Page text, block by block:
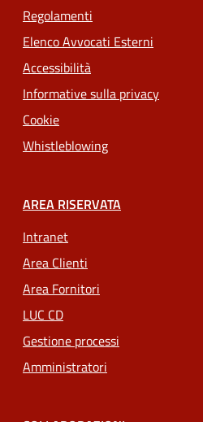
Regolamenti
Elenco Avvocati Esterni
Accessibilità
Informative sulla privacy
Cookie
Whistleblowing
AREA RISERVATA
Intranet
Area Clienti
Area Fornitori
LUC CD
Gestione processi
Amministratori